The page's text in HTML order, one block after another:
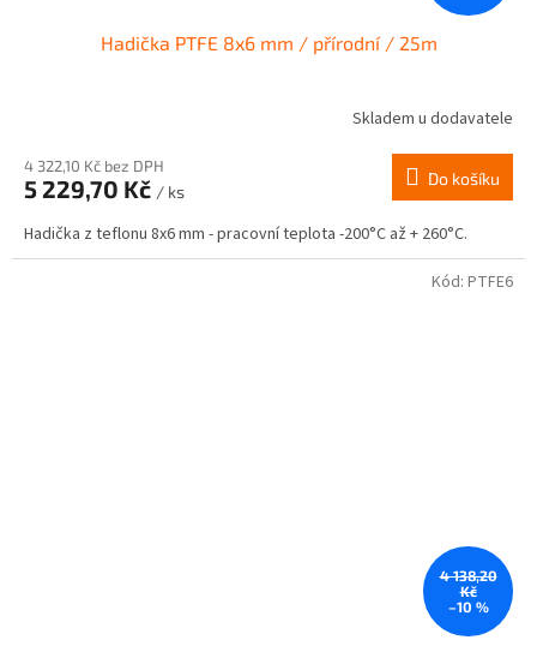
Hadička PTFE 8x6 mm / přírodní / 25m
Skladem u dodavatele
4 322,10 Kč bez DPH
5 229,70 Kč / ks
Do košíku
Hadička z teflonu 8x6 mm - pracovní teplota -200°C až + 260°C.
4 138,20
Kč
–10 %
Kód: PTFE6